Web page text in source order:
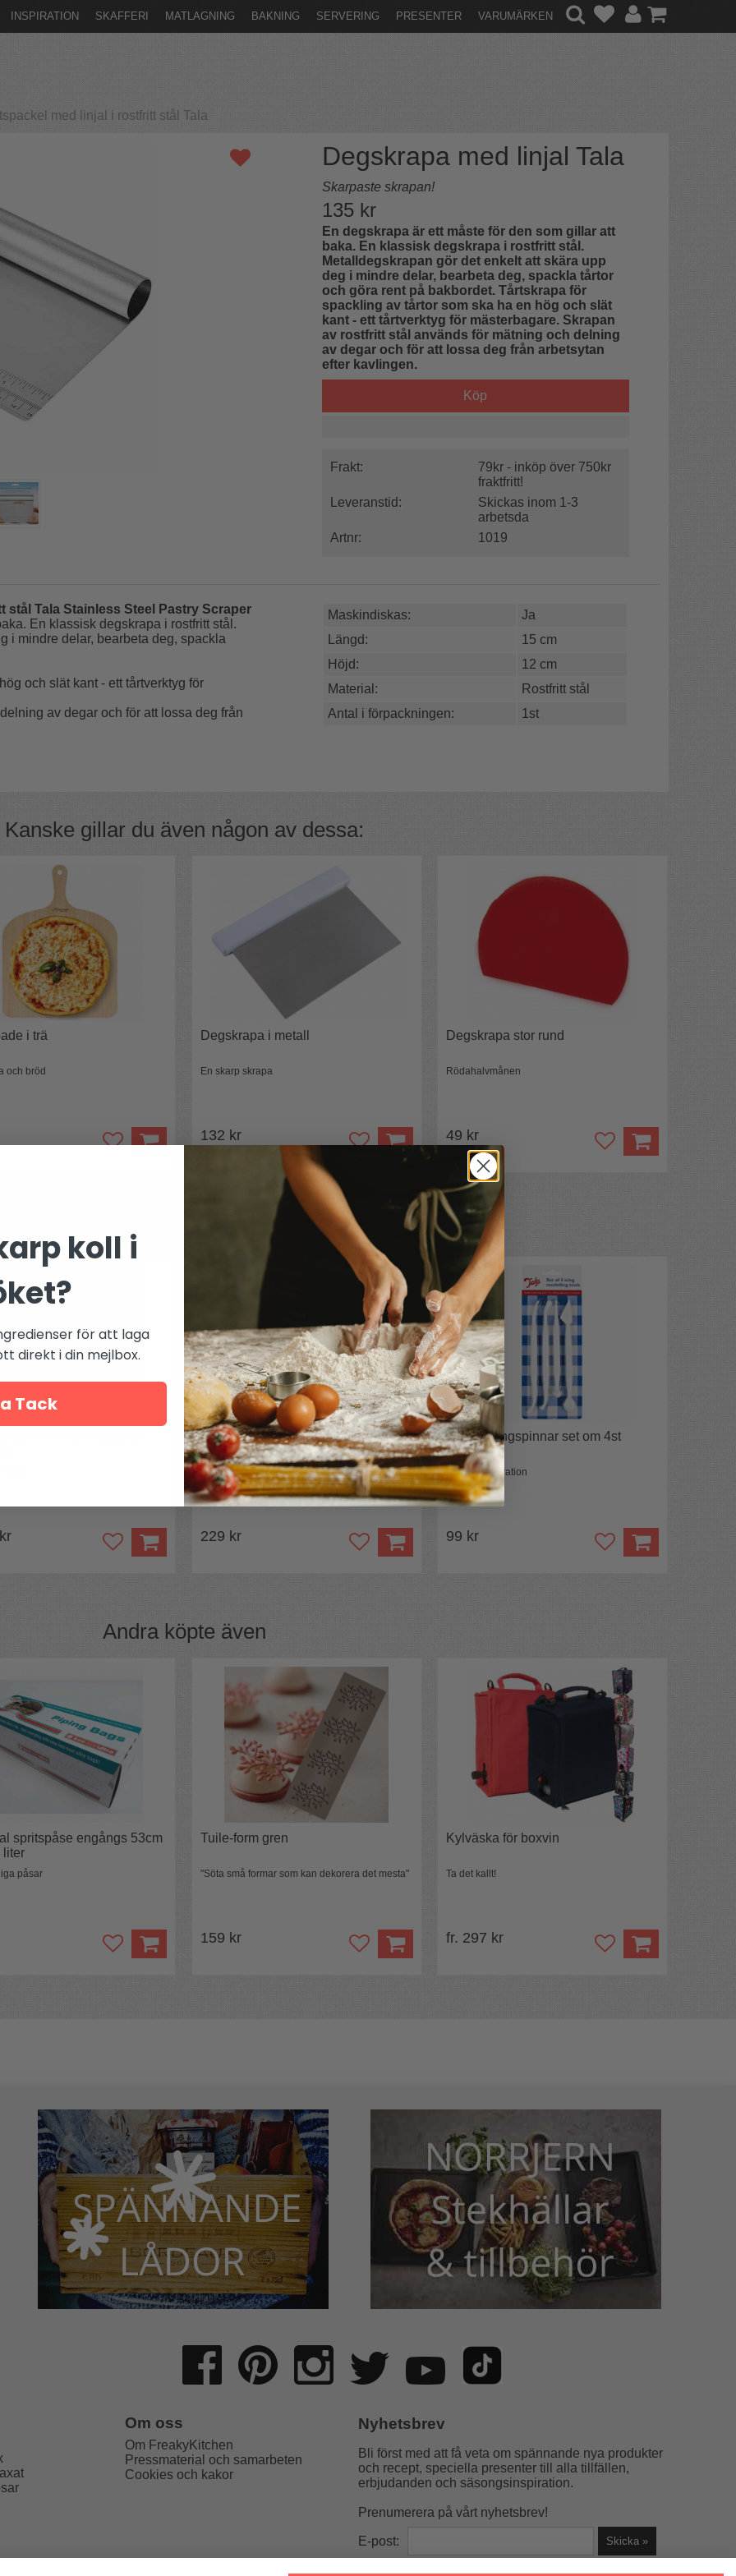
INSPIRATION SKAFFERI MATLAGNING BAKNING SERVERING PRESENTER VARUMÄRKEN
med linjal i rostfritt stål Tala
Degskrapa med linjal Tala
Skarpaste skrapan!
135kr
En degskrapa är ett måste för den som gillar att
baka. En klassisk degskrapa i rostfritt stål.
Metalldegskrapan gör det enkelt att skära upp
deg i mindre delar, bearbeta deg, spackla tårtor
och göra rent på bakbordet. Tårtskrapa för
spackling av tårtor som ska ha en hög och slät
kant - ett tårtverktyg för mästerbagare. Skrapan
av rostfritt stål används för mätning och delning
av degar och för att lossa deg från arbetsytan
efter kavlingen.
Köp
Frakt:
79kr - inköp över 750kr
fraktfritt!
Leveranstid:
Skickas inom 1-3
arbetsda
Artnr:
1019
Tala Stainless Steel Pastry Scraper
En klassisk degskrapa i rostfritt stål.
i mindre delar, bearbeta deg, spackla
och slät kant - ett tårtverktyg för
av degar och för att lossa deg från
den är också en fantastiskt bra
måttskala i centimeter och inch.
Maskindiskas:
Ja
Längd:
15 cm
Höjd:
12 cm
Material:
Rostfritt stål
Antal i förpackningen:
1st
Kanske gillar du även någon av dessa:
i trä
och bröd
Degskrapa i metall
En skarp skrapa
132 kr
Degskrapa stor rund
Rödahalvmånen
49 kr
Mer från
Spritsset med påse, koppling och 14
små tyllar Tala
Alla tyllar du behöver
229 kr
Modelleringspinnar set om 4st
Kreativ dekoration
99 kr
Andra köpte även
spritspåse engångs 53cm
liter
påsar
Tuile-form gren
"Söta små formar som kan dekorera det mesta"
159 kr
Kylväska för boxvin
Ta det kallt!
fr. 297 kr
Om oss
Om FreakyKitchen
Pressmaterial och samarbeten
Cookies och kakor
Nyhetsbrev
Bli först med att få veta om spännande nya produkter
och recept, speciella presenter till alla tillfällen,
erbjudanden och säsongsinspiration.
Prenumerera på vårt nyhetsbrev!
E-post:
koll i
för att laga
direkt i din mejlbox.
Tack